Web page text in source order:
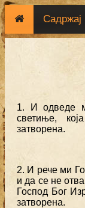
Садржај
1. И одведе
светиње,
затворена.
2. И рече ми
и да се не
Господ Бог
затворена.